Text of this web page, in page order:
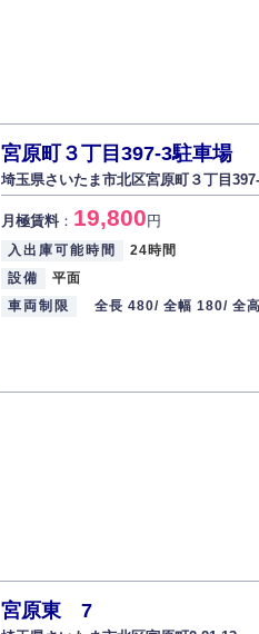
宮原町３丁目397-3駐車場
埼玉県さいたま市北区宮原町３丁目
月極賃料： 19,800円
入出庫可能時間
24時間
設備
平面
車両制限
全長 480/ 全幅 180/ 全
宮原東 7